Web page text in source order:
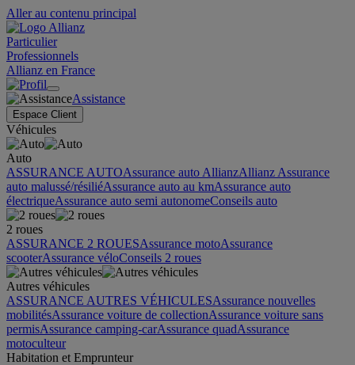
Aller au contenu principal
Particulier
Professionnels
Allianz en France
Assistance
Espace Client
Véhicules
Auto
ASSURANCE AUTOAssurance auto AllianzAllianz Assurance
auto malussé/résiliéAssurance auto au kmAssurance auto
électriqueAssurance auto semi autonomeConseils auto
2 roues
ASSURANCE 2 ROUESAssurance motoAssurance
scooterAssurance véloConseils 2 roues
Autres véhicules
ASSURANCE AUTRES VÉHICULESAssurance nouvelles
mobilitésAssurance voiture de collectionAssurance voiture sans
permisAssurance camping-carAssurance quadAssurance
motoculteur
Habitation et Emprunteur